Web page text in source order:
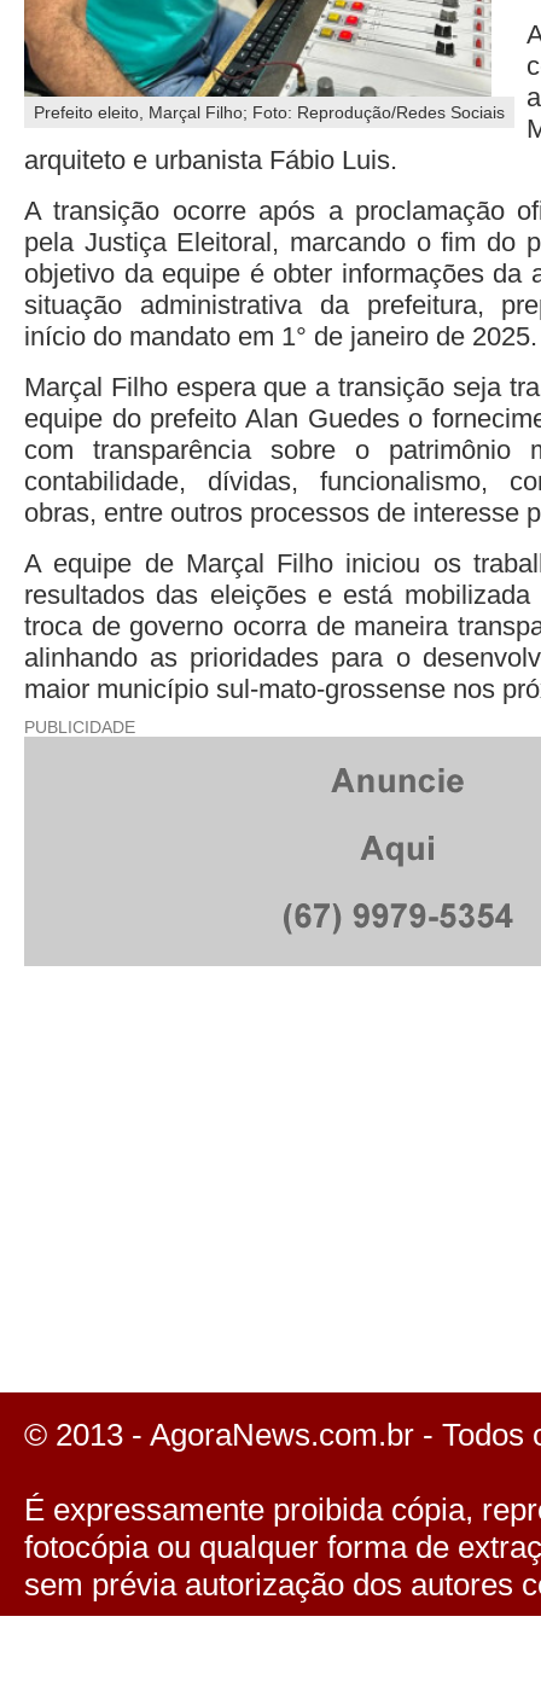
Prefeito eleito, Marçal Filho; Foto: Reprodução/Redes Sociais
arquiteto e urbanista Fábio Luis.
A transição ocorre após a proclamação
pela Justiça Eleitoral, marcando o fim do
objetivo da equipe é obter informações da
situação administrativa da prefeitura,
início do mandato em 1° de janeiro de 2025.
Marçal Filho espera que a transição seja
equipe do prefeito Alan Guedes o
com transparência sobre o patrimônio
contabilidade, dívidas, funcionalismo,
obras, entre outros processos de interesse
A equipe de Marçal Filho iniciou os
resultados das eleições e está
troca de governo ocorra de maneira
alinhando as prioridades para o
maior município sul-mato-grossense nos
PUBLICIDADE
© 2013 - AgoraNews.com.br - Todos
É expressamente proibida cópia,
fotocópia ou qualquer forma de
sem prévia autorização dos autores